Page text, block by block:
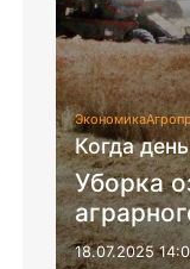
Экономика
Когда
Уборка
18.07.2025